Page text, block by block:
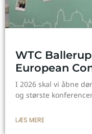
WTC
European
I 2026 skal vi åbne
og største
LÆS MERE